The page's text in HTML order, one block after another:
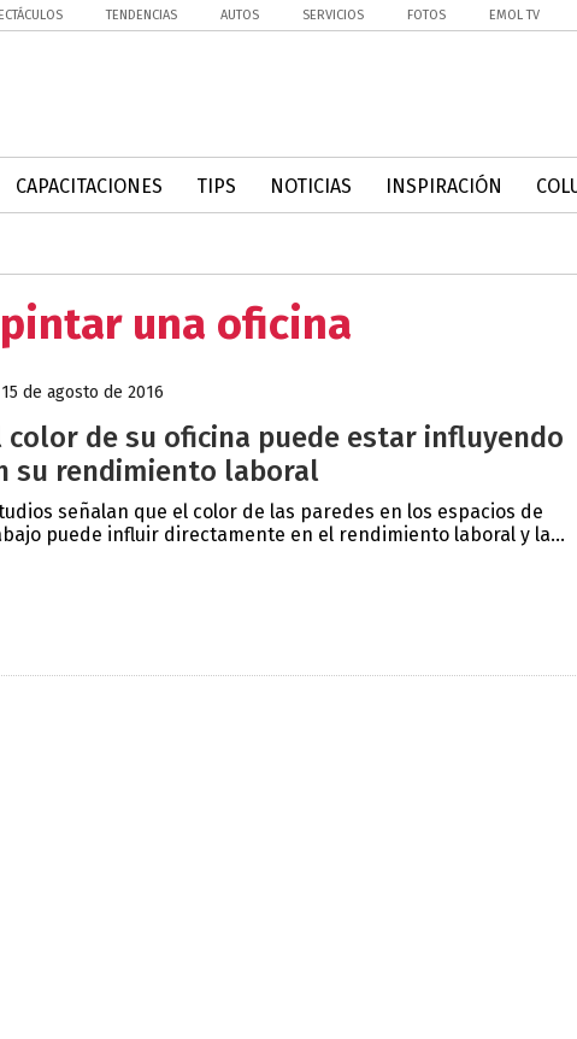
TENDENCIAS AUTOS SERVICIOS FOTOS EMOL TV
CAPACITACIONES TIPS NOTICIAS INSPIRACIÓN
una oficina
15 de agosto de 2016
color de su oficina puede estar influyendo
su rendimiento laboral
señalan que el color de las paredes en los espacios de
puede influir directamente en el rendimiento laboral y la...